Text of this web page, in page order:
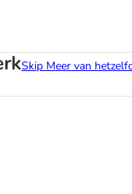
Skip Meer van